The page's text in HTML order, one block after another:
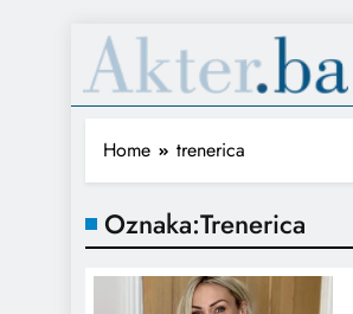
Home trenerica
Oznaka:Trenerica